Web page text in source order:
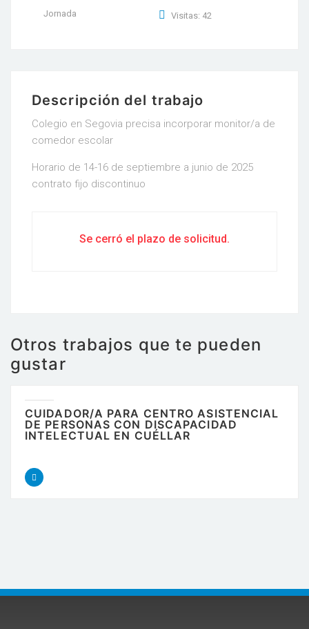
Jornada
Visitas: 42
Descripción del trabajo
Colegio en Segovia precisa incorporar monitor/a de
comedor escolar
Horario de 14-16 de septiembre a junio de 2025
contrato fijo discontinuo
Se cerró el plazo de solicitud.
Otros trabajos que te pueden
gustar
CUIDADOR/A PARA CENTRO ASISTENCIAL
DE PERSONAS CON DISCAPACIDAD
INTELECTUAL EN CUÉLLAR